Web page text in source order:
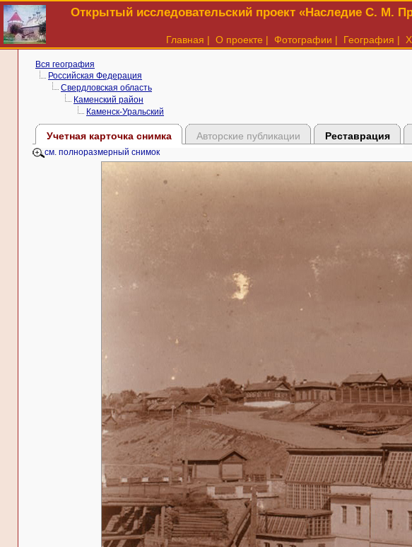
Открытый исследовательский проект «Наследие С. М.
Главная | О проекте | Фотографии | География |
Вся география
Российская Федерация
Свердловская область
Каменский район
Каменск-Уральский
Учетная карточка снимка Авторские публикации Реставрация
см. полноразмерный снимок